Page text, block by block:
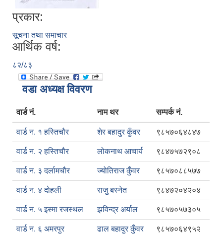
प्रकार:
सूचना तथा समाचार
आर्थिक वर्ष:
८२/८३
वडा अध्यक्ष विवरण
वार्ड नं. नाम थर सम्पर्क नं.
वार्ड न. १ हस्तिचौर शेर बहादुर कुँवर ९८५७०६४८४७
वार्ड न. २ हस्तिचौर लोकनाथ आचार्य ९८४७५७२९०८
वार्ड न. ३ दर्लामचौर ज्योतिराज कुँवर ९८५७०८८५७७
वार्ड न. ४ दोहली राजु बस्नेत ९८४७२०४२०४
वार्ड न. ५ इस्मा रजस्थल झविन्द्र अर्याल ९८५७०५७३०५
वार्ड न. ६ अमरपुर ढाल बहादुर कुँवर ९८५७०६४९५२